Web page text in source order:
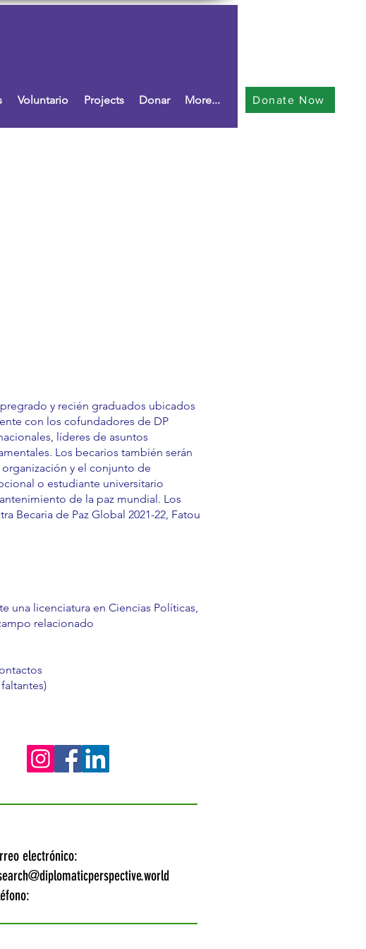
Voluntario Projects Donar More... Donate Now
y recién graduados ubicados
con los cofundadores de DP
líderes de asuntos
Los becarios también serán
y el conjunto de
o estudiante universitario
de la paz mundial. Los
Becaria de Paz Global 2021-22, Fatou
una licenciatura en Ciencias Políticas,
relacionado
electrónico: